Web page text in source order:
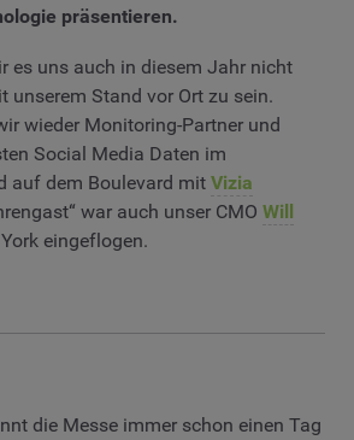
präsentieren.
es uns auch in diesem Jahr nicht
unserem Stand vor Ort zu sein.
wieder Monitoring-Partner und
Social Media Daten im
auf dem Boulevard mit Vizia
war auch unser CMO Will
eingeflogen.
die Messe immer schon einen Tag